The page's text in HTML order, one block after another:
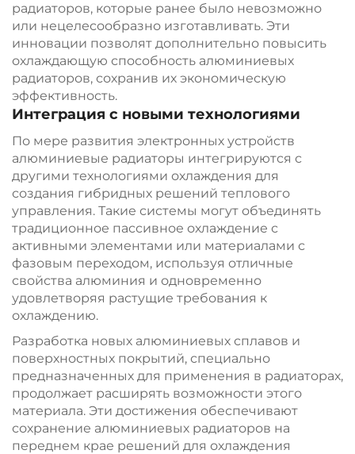
радиаторов, которые ранее было невозможно
или нецелесообразно изготавливать. Эти
инновации позволят дополнительно повысить
охлаждающую способность алюминиевых
радиаторов, сохранив их экономическую
эффективность.
Интеграция с новыми технологиями
По мере развития электронных устройств
алюминиевые радиаторы интегрируются с
другими технологиями охлаждения для
создания гибридных решений теплового
управления. Такие системы могут объединять
традиционное пассивное охлаждение с
активными элементами или материалами с
фазовым переходом, используя отличные
свойства алюминия и одновременно
удовлетворяя растущие требования к
охлаждению.
Разработка новых алюминиевых сплавов и
поверхностных покрытий, специально
предназначенных для применения в радиаторах,
продолжает расширять возможности этого
материала. Эти достижения обеспечивают
сохранение алюминиевых радиаторов на
переднем крае решений для охлаждения